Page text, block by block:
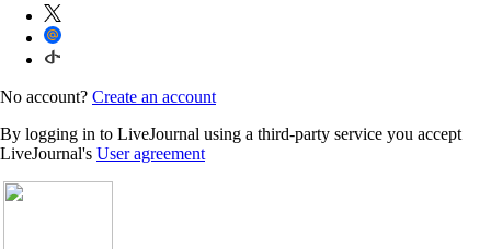
No account? Create an account
By logging in to LiveJournal using a third-party service you accept
LiveJournal's User agreement